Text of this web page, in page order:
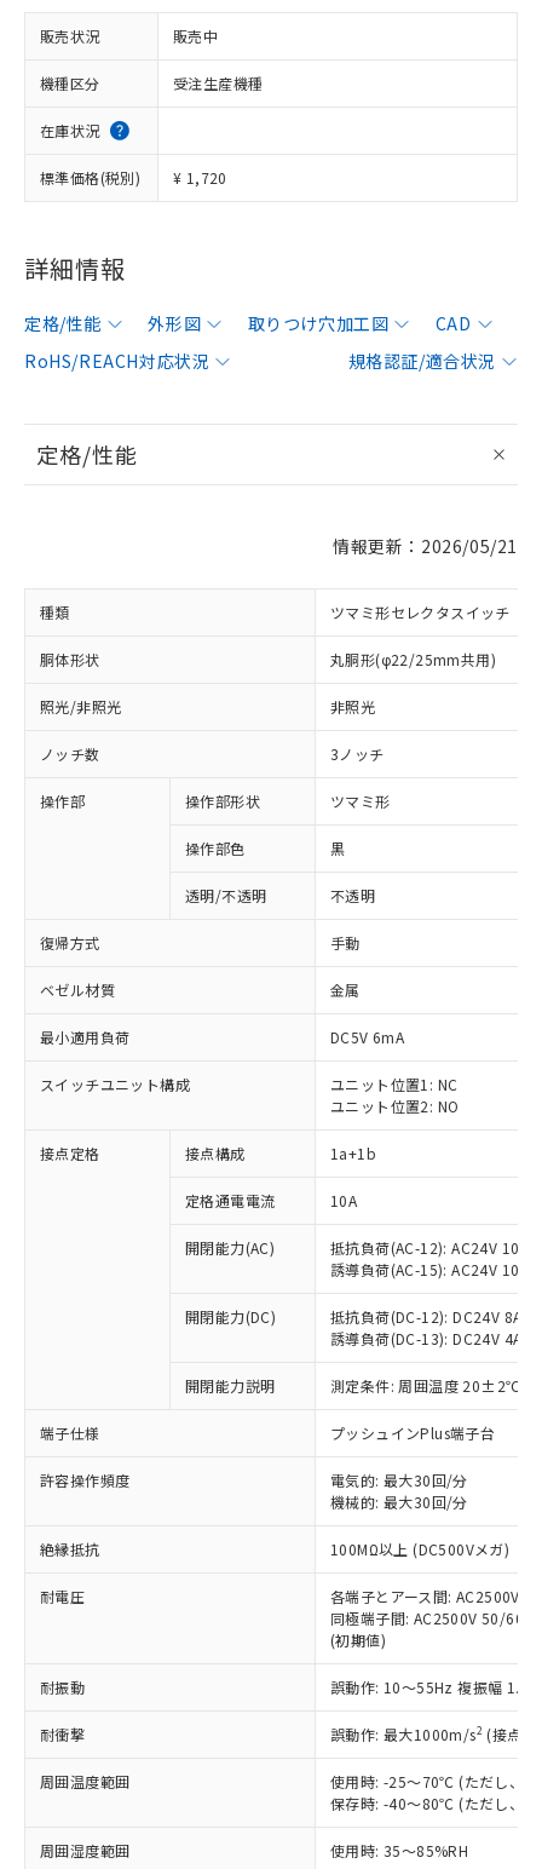
販売状況 販売中
機種区分 受注生産機種
在庫状況
標準価格(税別) ¥ 1,720
詳細情報
定格/性能 外形図 取りつけ穴加工図
CAD
RoHS/REACH対応状況
規格認証/適合状況
定格/性能
情報更新：2026/05/21
種類 ツマミ形セレクタスイッチ
胴体形状 丸胴形(φ22/25mm共用)
照光/非照光 非照光
ノッチ数 3ノッチ
操作部 操作部形状 ツマミ形
操作部色 黒
透明/不透明 不透明
復帰方式 手動
ベゼル材質 金属
最小適用負荷 DC5V 6mA
スイッチユニット構成
ユニット位置1: NC
ユニット位置2: NO
接点定格 接点構成 1a+1b
定格通電電流 10A
開閉能力(AC)
抵抗負荷(AC-12): AC24V 10A/
誘導負荷(AC-15): AC24V
開閉能力(DC)
抵抗負荷(DC-12): DC24V 8A/
誘導負荷(DC-13): DC24V 4A/
開閉能力説明 測定条件: 周囲温度 20±2℃、
端子仕様 プッシュインPlus端子台
許容操作頻度
電気的: 最大30回/分
機械的: 最大30回/分
絶縁抵抗 100MΩ以上 (DC500Vメガ)
耐電圧
各端子とアース間: AC2500V
同極端子間: AC2500V 50/
(初期値)
耐振動 誤動作: 10～55Hz 複振幅
耐衝撃 誤動作: 最大1000m/s2 (接点
周囲温度範囲
使用時: -25～70℃ (ただし、氷
保存時: -40～80℃ (ただし、氷
周囲湿度範囲 使用時: 35～85%RH
ご利用条件
以下の条件をお読みいただき、同意のうえ
ご利用ください。
本サービスは、当社制御機器事業取扱
商品の当社在庫状況および標準価格
(税抜)を提供させていただくもので
当社制御機器事業取扱商品の中には、
本サービスの対象外となる商品もある
ことをご了承ください。
在庫状況および標準価格照会結果は、
記載している更新日時点での社内デー
タに基づき作成されるものであり、閲
覧された時点での実際の在庫および標
※1 対応状況
対応済み：EU RoHS指令（10物質）の
非含有に対応した製品が提供可能な商品で
対応予定：EU RoHS指令（10物質）の非含
有に対応した製品に切り替える予定のある
商品です。
対応予定なし：EU RoHS指令（10物質）の
非含有に非対応の商品で、対応品を出す予
定はありません。
調査・確認中：EU RoHS指令（10物質）の
非含有の対応状況を調査中または確認中の
非該当品：ライセンス料など無形物で、有
害物質有無と関係のない商品です。
仕入先様の事情により、非含有部品として
いたものが、含有品と判明した場合などや
むを得ず変更することがあります。
ミウム(Cd) 100ppm以下、
「○」：最大均質材料含有率が中国RoHSの
基準値以下であることを示します。
「×」：最大均質材料含有率が中国RoHSの
基準値を超えていることを示します。
「－」：未確認です。当社販売部門へお問
い合わせください。
Pb(鉛) :1000ppm、 Hg(水銀) : 1000ppm、 Cd(カドミウ
当社は、これら貴社製品のうち、外国
為替および外国貿易法に定める商品
（以下｢規制貨物等」という）を輸出
または国外への提供する場合は、日本
国政府の輸出許可(または役務取引許
号